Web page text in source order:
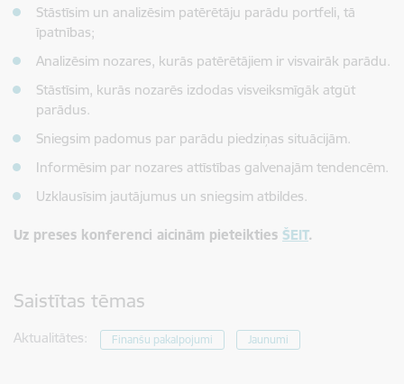
Stāstīsim un analizēsim patērētāju parādu portfeli, tā
īpatnības;
Analizēsim nozares, kurās patērētājiem ir visvairāk parādu.
Stāstīsim, kurās nozarēs izdodas visveiksmīgāk atgūt
parādus.
Sniegsim padomus par parādu piedziņas situācijām.
Informēsim par nozares attīstības galvenajām tendencēm.
Uzklausīsim jautājumus un sniegsim atbildes.
Uz preses konferenci aicinām pieteikties ŠEIT.
Saistītas tēmas
Aktualitātes: Finanšu pakalpojumi Jaunumi